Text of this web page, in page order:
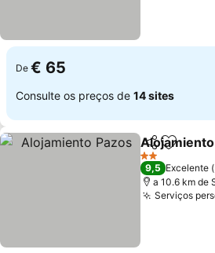
De € 65
Consulte os preços de 14 sites
Partilhar
2 Estrelas
9,5 Excelente
a 10.6 km de
Serviços